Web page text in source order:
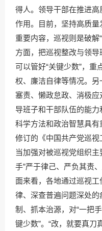
得人。领导干部在推进
作用。目前，坚持高质
重要内容，巡视则是破解
方面，把巡视整改与领导
可以管好“关键少数”，重
权、廉洁自律等情况。
塞责、懒政怠政、消极
导班子和干部队伍的能
科学方法和政治智慧具
修订的《中国共产党巡
当加强对被巡视党组织主
手”严于律己、严负其责
面来看，各地通过巡视
律、深查普遍问题深处
制、抓本治源，对“一把
键少数”。“改，就要真刀